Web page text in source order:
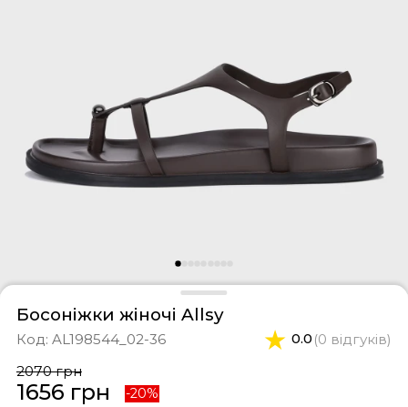
костюми
Босоніжки жіночі Allsy
Код: AL198544_02-36 0.0 (0 відгуків)
2070 грн
1656 грн -20%